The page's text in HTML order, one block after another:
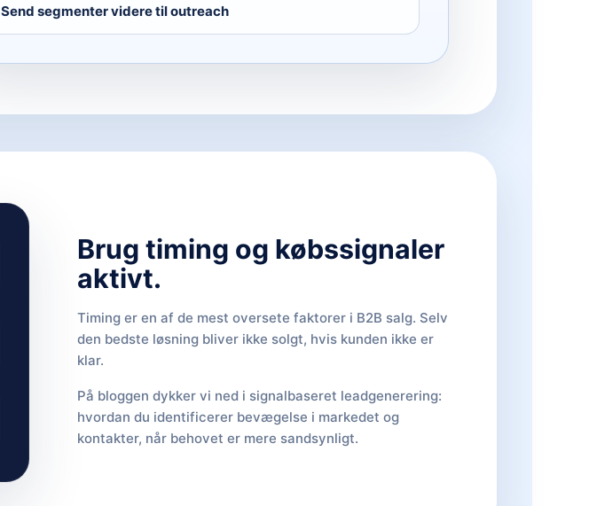
Send segmenter videre til outreach
Brug timing og købssignaler
aktivt.
Timing er en af de mest oversete faktorer i B2B salg. Selv
den bedste løsning bliver ikke solgt, hvis kunden ikke er
klar.
På bloggen dykker vi ned i signalbaseret leadgenerering:
hvordan du identificerer bevægelse i markedet og
kontakter, når behovet er mere sandsynligt.